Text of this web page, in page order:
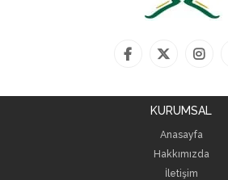
KURUMSAL
Anasayfa
Hakkımızda
İletişim